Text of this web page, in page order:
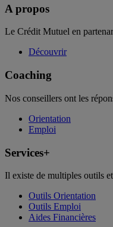
A propos
Le Crédit Mutuel en
Découvrir
Coaching
Nos conseillers ont les
Orientation
Emploi
Services+
Il existe de multiples outils
Outils Orientation
Outils Emploi
Aides Financières